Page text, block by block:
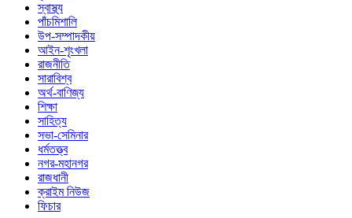
স্বাস্থ্য
পাঁচমিশালি
উপ-সম্পাদকীয়
আইন-শৃংখলা
রাজনীতি
সারাবিশ্ব
অর্থ-বাণিজ্য
শিক্ষা
সাহিত্য
সভা-সেমিনার
ধর্মতত্ত্ব
নগর-মহানগর
রাজধানী
ক্রাইম নিউজ
ফিচার